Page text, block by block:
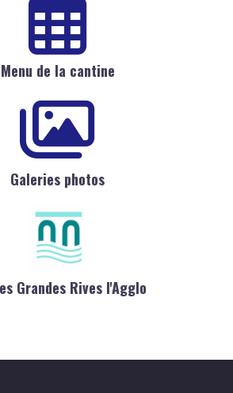
Menu de la cantine
Galeries photos
Grandes Rives l'Agglo